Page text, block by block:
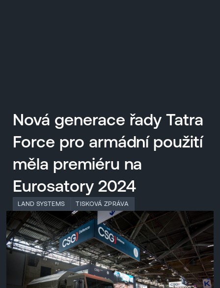
Nová generace řady Tatra
Force pro armádní použití
měla premiéru na
Eurosatory 2024
LAND SYSTEMS TISKOVÁ ZPRÁVA